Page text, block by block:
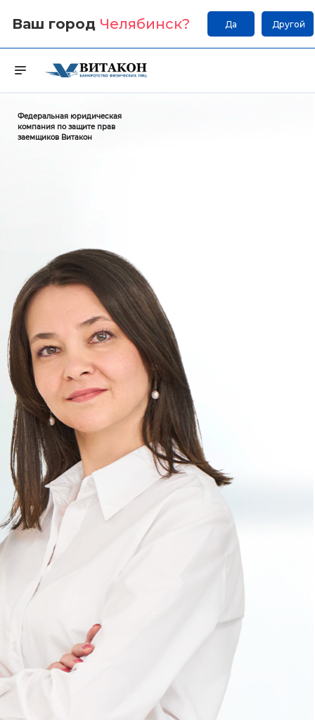
Ваш город Челябинск? Да Другой
Федеральная юридическая
компания по защите прав
заемщиков Витакон